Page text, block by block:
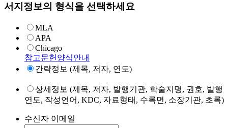
서지정보의 형식을 선택하세요
MLA
APA
Chicago
참고문헌양식안내
간략정보 (제목, 저자, 연도)
상세정보 (제목, 저자, 발행기관, 학술지명, 권호, 발행
연도, 작성언어, KDC, 자료형태, 수록면, 소장기관, 초록)
수신자 이메일